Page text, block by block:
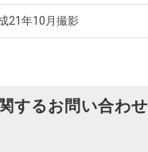
21年10月撮影
するお問い合わせ